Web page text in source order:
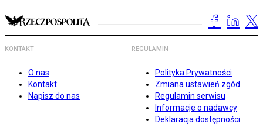
KONTAKT
O nas
Kontakt
Napisz do nas
REGULAMIN
Polityka Prywatności
Zmiana ustawień zgód
Regulamin serwisu
Informacje o nadawcy
Deklaracja dostępności